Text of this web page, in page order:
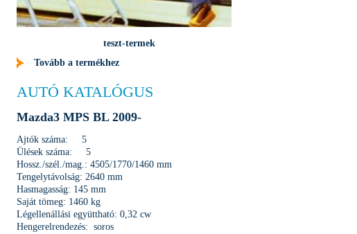
teszt-termek
Tovább a termékhez
AUTÓ KATALÓGUS
Mazda3 MPS BL 2009-
Ajtók száma: 5
Ülések száma: 5
Hossz./szél./mag.: 4505/1770/1460 mm
Tengelytávolság: 2640 mm
Hasmagasság: 145 mm
Saját tömeg: 1460 kg
Légellenállási együttható: 0,32 cw
Hengerelrendezés: soros